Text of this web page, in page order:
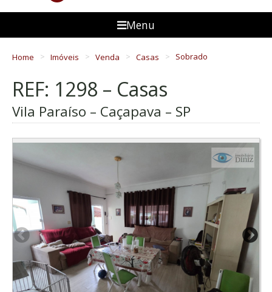
Menu
Home Imóveis Venda Casas Sobrado
REF: 1298 – Casas
Vila Paraíso – Caçapava – SP